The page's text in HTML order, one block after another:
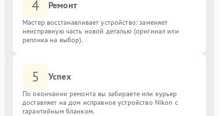
4 Ремонт
Мастер восстанавливает устройство: заменяет
неисправную часть новой деталью (оригинал или
реплика на выбор).
5 Успех
По окончании ремонта вы забираете или курьер
доставляет на дом исправное устройство Nikon с
гарантийным бланком.